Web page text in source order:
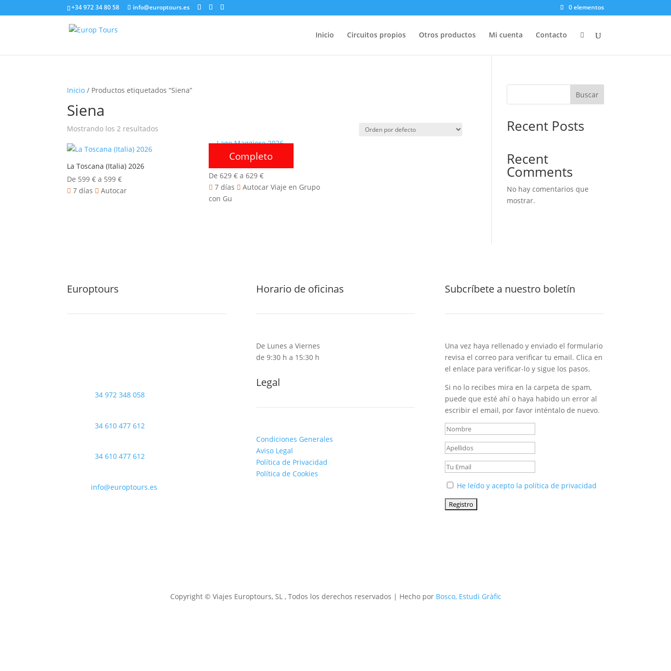
+34 972 34 80 58 info@europtours.es 0 elementos
Inicio Circuitos propios Otros productos Mi cuenta Contacto 
Inicio / Productos etiquetados “Siena”
Siena
Mostrando los 2 resultados
La Toscana (Italia) 2026
De 599€ a 599€
7 días
Autocar
Completo
Lago Maggiore 2026
De 629 €a 629 €
7 días
Autocar Viaje en Grupo
con Gu
Buscar
Recent Posts
Recent
Comments
No hay comentarios que
mostrar.
Europtours
34 972 348 058
34 610 477 612
34 610 477 612
info@europtours.es
Horario de oficinas
De Lunes a Viernes
de 9:30 h a 15:30 h
Legal
Condiciones Generales
Aviso Legal
Política de Privacidad
Política de Cookies
Subcríbete a nuestro boletín
Una vez haya rellenado y enviado el formulario
revisa el correo para verificar tu email. Clica en
el enlace para verificar-lo y sigue los pasos.
Si no lo recibes mira en la carpeta de spam,
puede que esté ahí o haya habido un error al
escribir el email, por favor inténtalo de nuevo.
He leído y acepto la política de privacidad
Copyright © Viajes Europtours, SL , Todos los derechos reservados | Hecho por Bosco, Estudi Gràfic